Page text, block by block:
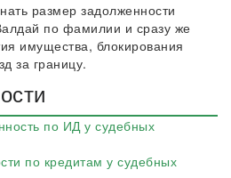
размер задолженности
по фамилии и сразу же
имущества, блокирования
за границу.
по ИД у судебных
по кредитам у судебных